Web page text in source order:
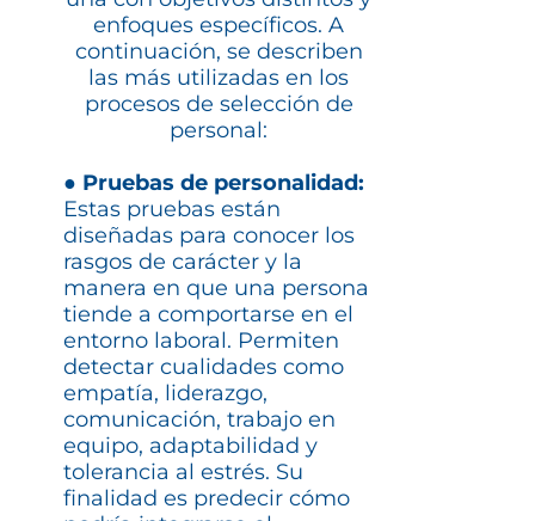
enfoques específicos. A
continuación, se describen
las más utilizadas en los
procesos de selección de
personal:
● Pruebas de personalidad:
Estas pruebas están
diseñadas para conocer los
rasgos de carácter y la
manera en que una persona
tiende a comportarse en el
entorno laboral. Permiten
detectar cualidades como
empatía, liderazgo,
comunicación, trabajo en
equipo, adaptabilidad y
tolerancia al estrés. Su
finalidad es predecir cómo